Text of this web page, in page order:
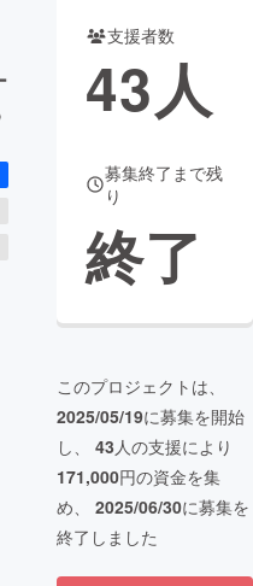
支援者数
43人
募集終了まで残
り
終了
このプロジェクトは、
2025/05/19に募集を開始
し、 43人の支援により
171,000円の資金を集
め、 2025/06/30に募集を
終了しました